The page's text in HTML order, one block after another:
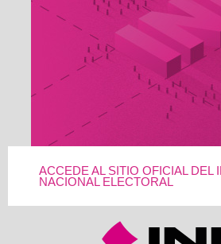
ACCEDE AL SITIO OFICIAL DEL
NACIONAL ELECTORAL